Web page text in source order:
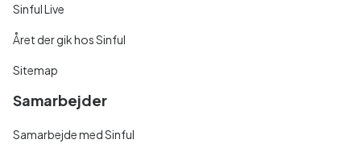
Sinful Live
Året der gik hos Sinful
Sitemap
Samarbejder
Samarbejde med Sinful